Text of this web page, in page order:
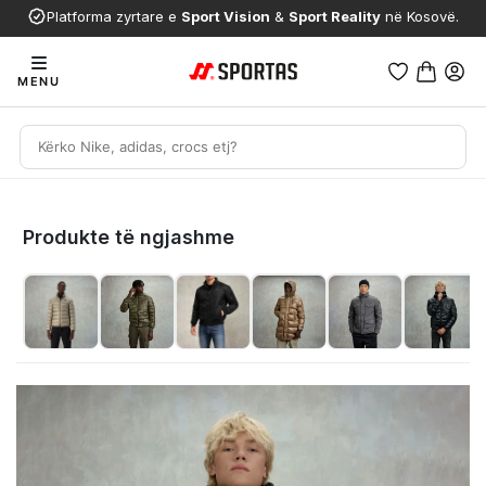
Platforma zyrtare e Sport Vision & Sport Reality në Kosovë.
MENU
Produkte të ngjashme